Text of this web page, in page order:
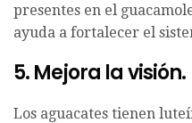
presentes en el
ayuda a fortalecer el
5. Mejora la visión.
Los aguacates tienen